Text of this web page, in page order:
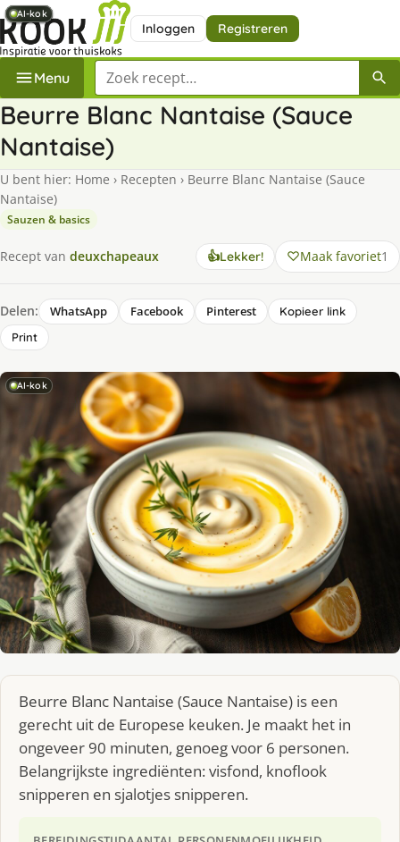
Inloggen Registreren
Menu Zoek een recept
Beurre Blanc Nantaise (Sauce
Nantaise)
U bent hier: Home › Recepten › Beurre Blanc Nantaise (Sauce
Nantaise)
Sauzen & basics
Recept van deuxchapeaux 👍Lekker! Maak favoriet1
Delen: WhatsApp Facebook Pinterest
Kopieer link
Print
AI-kok
Beurre Blanc Nantaise (Sauce Nantaise) is een
gerecht uit de Europese keuken. Je maakt het in
ongeveer 90 minuten, genoeg voor 6 personen.
Belangrijkste ingrediënten: visfond, knoflook
snipperen en sjalotjes snipperen.
AI-kok
AI-kok
AI-kok
AI-kok
AI-kok
AI-kok
AI-kok